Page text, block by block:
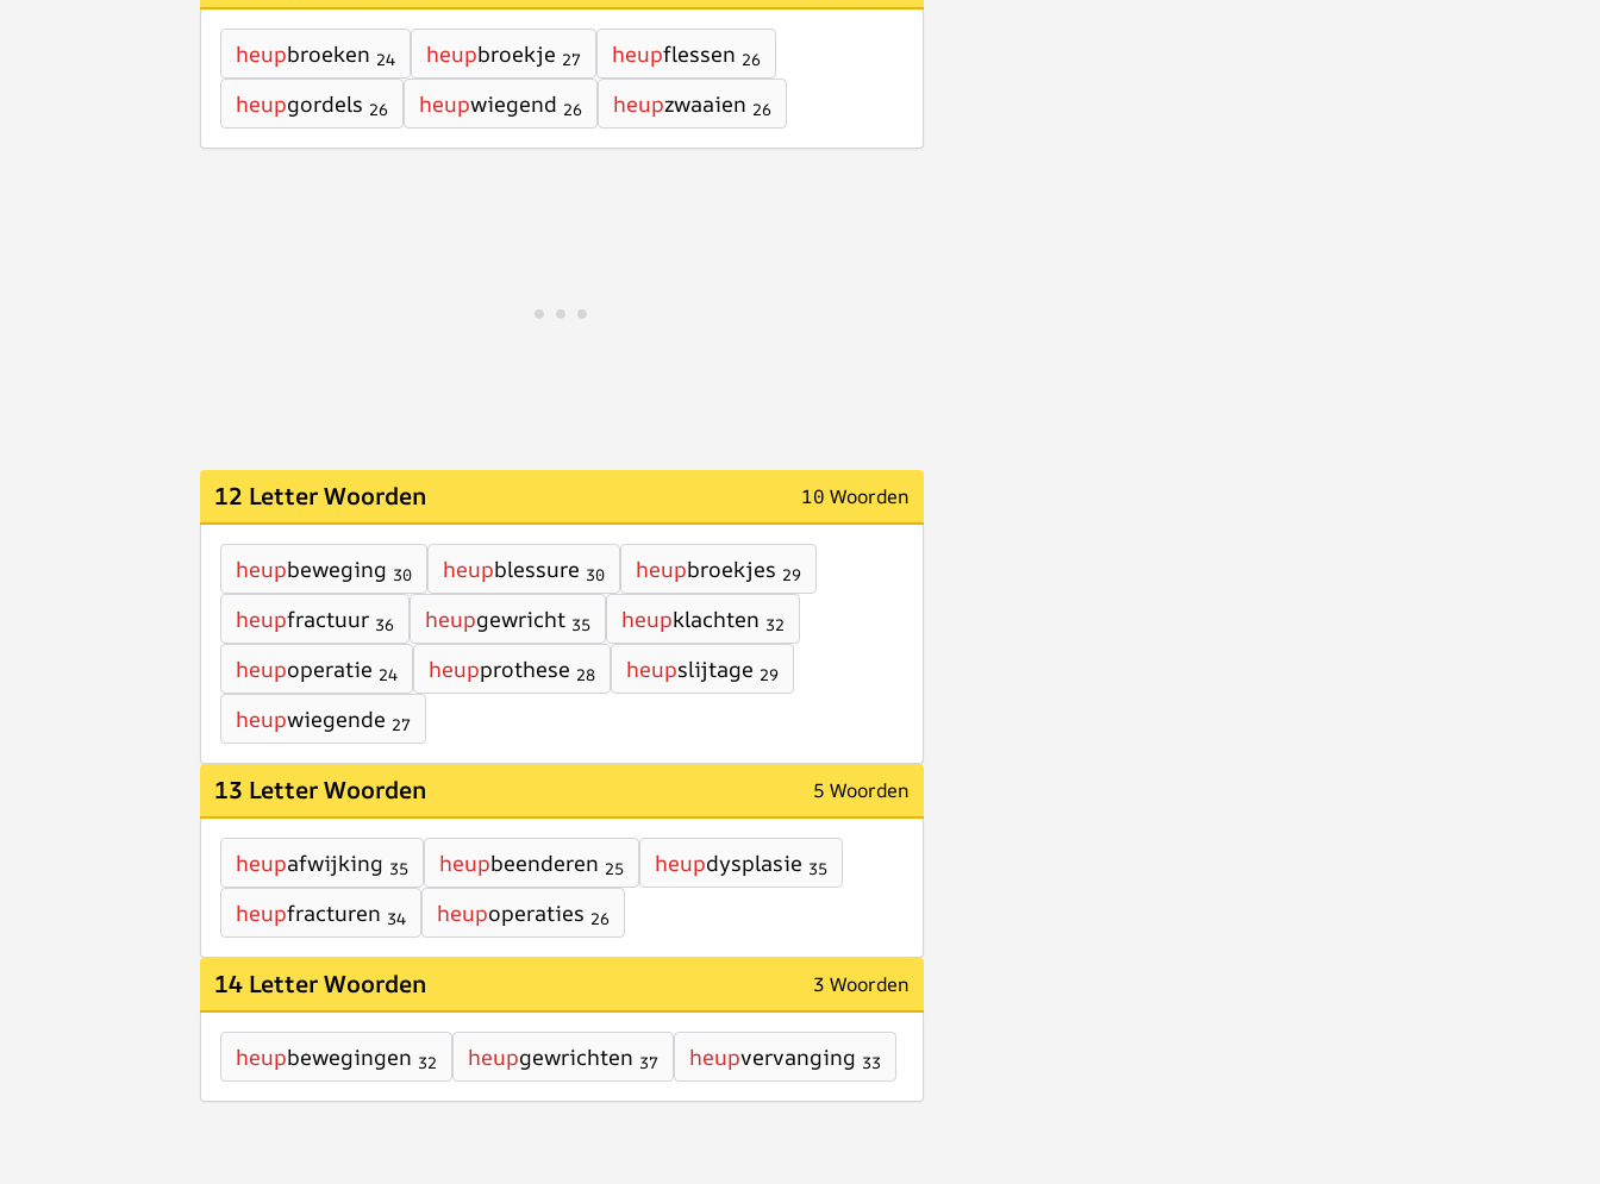
heupbroeken 24 heupbroekje 27 heupflessen 26
heupgordels 26 heupwiegend 26 heupzwaaien 26
12 Letter Woorden 10 Woorden
heupbeweging 30 heupblessure 30 heupbroekjes 29
heupfractuur 36 heupgewricht 35 heupklachten 32
heupoperatie 24 heupprothese 28 heupslijtage 29
heupwiegende 27
13 Letter Woorden 5 Woorden
heupafwijking 35 heupbeenderen 25 heupdysplasie 35
heupfracturen 34 heupoperaties 26
14 Letter Woorden 3 Woorden
heupbewegingen 32 heupgewrichten 37 heupvervanging 33